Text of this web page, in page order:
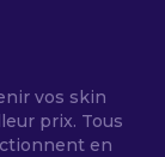
vos skin
prix. Tous
en